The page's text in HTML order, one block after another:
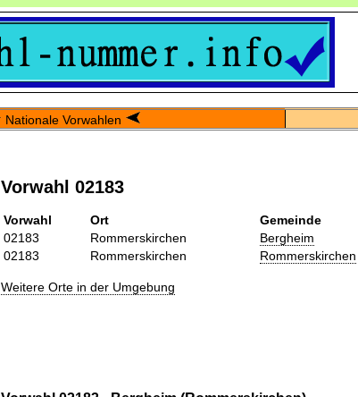
Nationale Vorwahlen
Vorwahl 02183
Vorwahl Ort
Gemeinde
02183
Rommerskirchen Bergheim
02183
Rommerskirchen Rommerskirchen
Weitere Orte in der Umgebung